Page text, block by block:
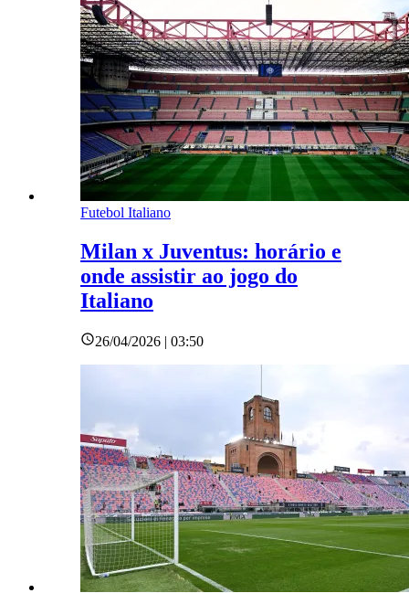
Futebol Italiano
Milan x Juventus: horário e
onde assistir ao jogo do
Italiano
26/04/2026 | 03:50